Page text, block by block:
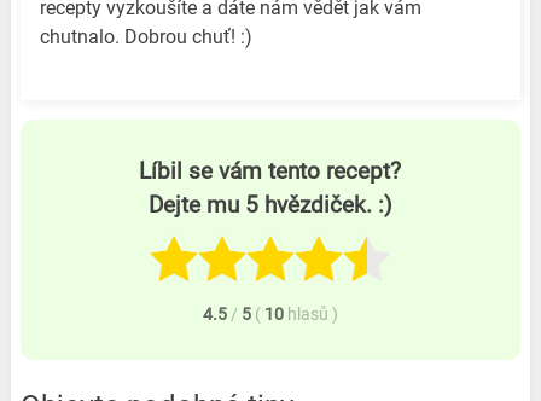
recepty vyzkoušíte a dáte nám vědět jak vám
chutnalo. Dobrou chuť! :)
Líbil se vám tento recept?
Dejte mu 5 hvězdiček. :)
4.5 / 5 ( 10 hlasů )